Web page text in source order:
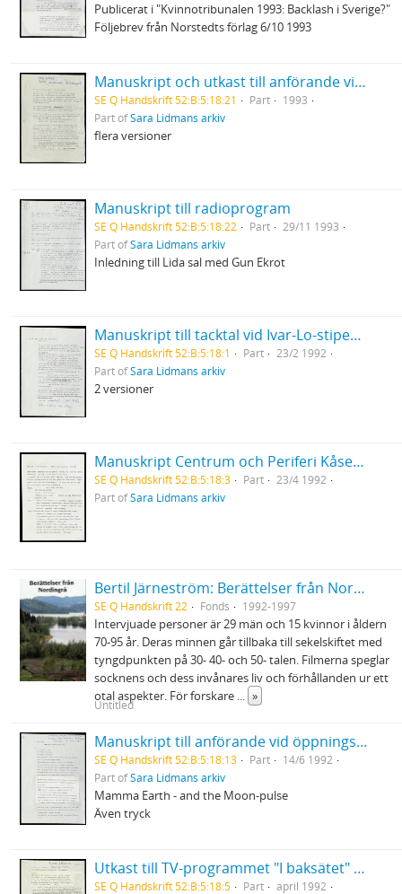
Publicerat i "Kvinnotribunalen 1993: Backlash i Sverige?"
Följebrev från Norstedts förlag 6/10 1993
Manuskript och utkast till anförande vid mottgandet av Harry Martinsson-priset
SE Q Handskrift 52:B:5:18:21 Part
1993
Part ofSara Lidmans arkiv
flera versioner
Manuskript till radioprogram
SE Q Handskrift 52:B:5:18:22 Part
29/11 1993
Part ofSara Lidmans arkiv
Inledning till Lida sal med Gun Ekrot
Manuskript till tacktal vid Ivar-Lo-stipendiets utdelning
SE Q Handskrift 52:B:5:18:1 Part
23/2 1992
Part ofSara Lidmans arkiv
2 versioner
Manuskript Centrum och Periferi Kåseri på Konstfack
SE Q Handskrift 52:B:5:18:3 Part
23/4 1992
Part ofSara Lidmans arkiv
Bertil Järneström: Berättelser från Nordingrå, 48 videofilmer inspelade 1992-1997
SE Q Handskrift 22 Fonds 1992-1997
Intervjuade personer är 29 män och 15 kvinnor i åldern
70-95 år. Deras minnen går tillbaka till sekelskiftet med
tyngdpunkten på 30- 40- och 50- talen. Filmerna speglar
socknens och dess invånares liv och förhållanden ur ett
otal aspekter. För forskare ... »
Untitled
Manuskript till anförande vid öppningsceremonin på den 10:e kongressen för gynekologi och obstetrik i Konserthuset, Stockholm
SE Q Handskrift 52:B:5:18:13 Part
14/6 1992
Part ofSara Lidmans arkiv
Mamma Earth - and the Moon-pulse
Även tryck
Utkast till TV-programmet "I baksätet" Sara Lidman på Långholmen
SE Q Handskrift 52:B:5:18:5 Part
april 1992